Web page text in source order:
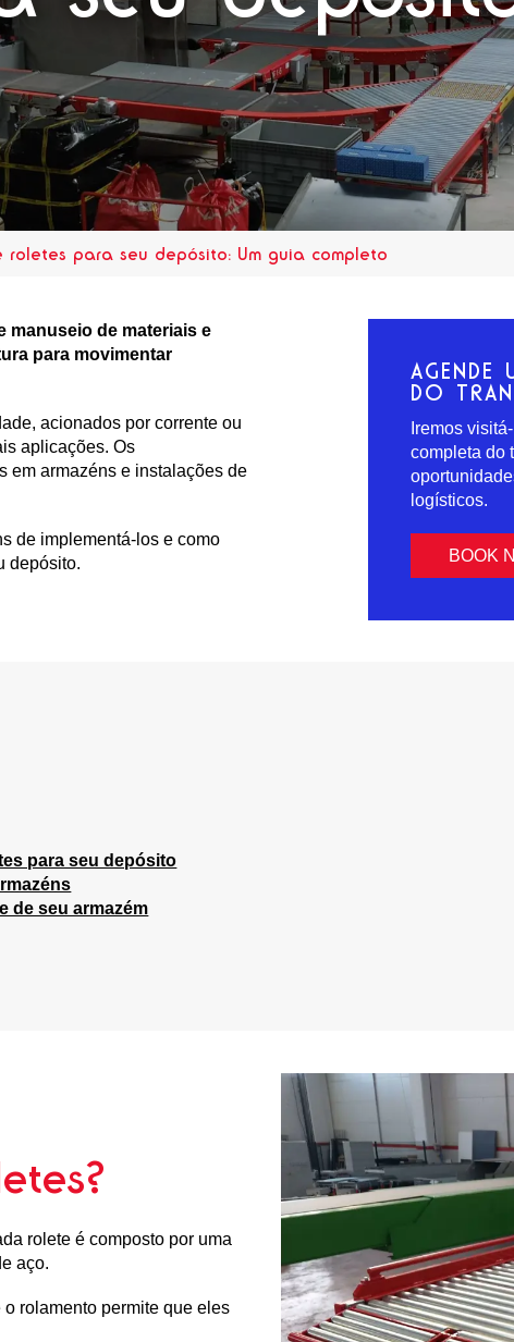
roletes para seu depósito: Um guia completo
manuseio de materiais e
para movimentar
acionados por corrente ou
aplicações. Os
em armazéns e instalações de
de implementá-los e como
depósito.
AGENDE
DO
Iremos
completa do
logísticos.
BOOK
para seu depósito
de seu armazém
rolete é composto por uma
aço.
rolamento permite que eles